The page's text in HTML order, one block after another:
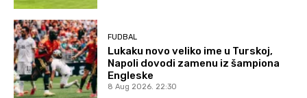
FUDBAL
Lukaku novo veliko ime u Turskoj,
Napoli dovodi zamenu iz šampiona
Engleske
8 Aug 2026. 22:30